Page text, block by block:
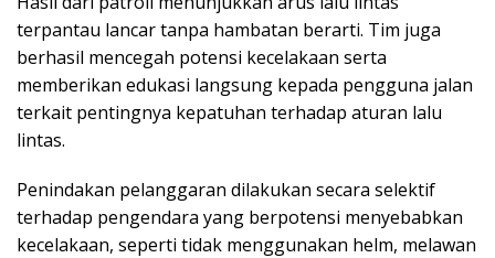
terpantau lancar tanpa hambatan berarti. Tim juga
berhasil mencegah potensi kecelakaan serta
memberikan edukasi langsung kepada pengguna jalan
terkait pentingnya kepatuhan terhadap aturan lalu
lintas.
Penindakan pelanggaran dilakukan secara selektif
terhadap pengendara yang berpotensi menyebabkan
kecelakaan, seperti tidak menggunakan helm, melawan